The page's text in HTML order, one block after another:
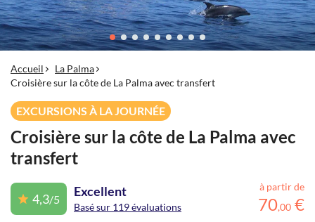
Accueil
La Palma
Croisière sur la côte de La Palma avec transfert
EXCURSIONS À LA JOURNÉE
Croisière sur la côte de La Palma avec
transfert
4,3/5
Excellent
Basé sur 119 évaluations
à partir de
70,00 €